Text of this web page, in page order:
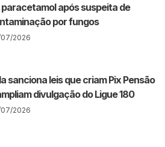
paracetamol após suspeita de
por fungos
2026
sanciona leis que criam Pix Pensão
divulgação do Ligue 180
2026